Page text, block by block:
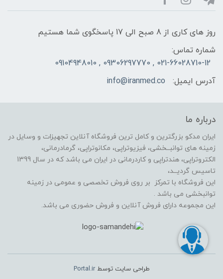
روز های کاری از 8 صبح الی 17 پاسخگوی شما هستیم
شماره تماس:
021-66028710-12 , 09306297770 , 09104948010
آدرس ایمیل:
info@iranmed.co
درباره ما
ایران مدکو بزرگترین و کامل ترین فروشگاه آنلاین تجهیزات و وسایل در
زمینه های توانبــخشی، فیزیوتراپی، مکانوتراپی، گرمادرمانی،
الکتروتراپی، هندتراپی و کاردرمانی در ایران می باشد که در سال 1399
تاسیس گردیــد،
این فروشگاه با تمرکز بر روی فروش تخصصی و عمومی در زمینه
توانبخشی می باشد .
این مجموعه دارای فروش آنلاین و فروش حضوری می باشد.
طراحی سایت توسطPortal.ir